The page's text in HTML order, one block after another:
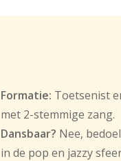
Formatie: Toetsenist
met 2-stemmige zang.
Dansbaar? Nee,
in de pop en jazzy